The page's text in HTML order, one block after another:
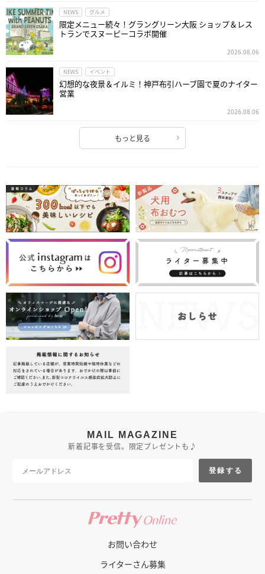
NEWS グルメ
限定メニュー続々！グラングリーン大阪 ショップ＆レス
トランでスヌーピーコラボ開催
2026.08.06
NEWS イベント
幻想的な夜景＆イルミ！神戸布引ハーブ園で夏のナイター
営業
2026.08.06
もっと見る
MAIL MAGAZINE
新着記事を受信。限定プレゼントも♪
登録する
お問い合わせ
ライターさん募集